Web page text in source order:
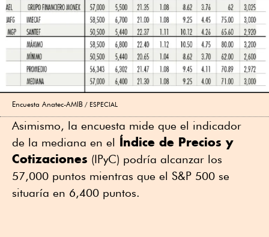
Encuesta Anatec-AMIB ESPECIAL
Asimismo, la encuesta mide que el indicador
de la mediana en el Índice de Precios y
Cotizaciones (IPyC) podría alcanzar los
57,000 puntos mientras que el S&P 500 se
situaría en 6,400 puntos.